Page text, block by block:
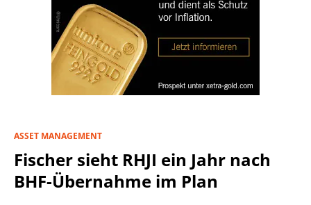
ASSET MANAGEMENT
Fischer sieht RHJI ein Jahr nach
BHF-Übernahme im Plan